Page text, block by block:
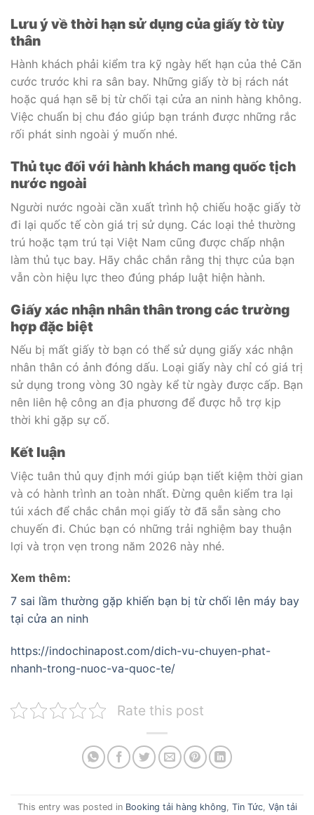
Lưu ý về thời hạn sử dụng của giấy tờ tùy
thân
Hành khách phải kiểm tra kỹ ngày hết hạn của thẻ Căn
cước trước khi ra sân bay. Những giấy tờ bị rách nát
hoặc quá hạn sẽ bị từ chối tại cửa an ninh hàng không.
Việc chuẩn bị chu đáo giúp bạn tránh được những rắc
rối phát sinh ngoài ý muốn nhé.
Thủ tục đối với hành khách mang quốc tịch
nước ngoài
Người nước ngoài cần xuất trình hộ chiếu hoặc giấy tờ
đi lại quốc tế còn giá trị sử dụng. Các loại thẻ thường
trú hoặc tạm trú tại Việt Nam cũng được chấp nhận
làm thủ tục bay. Hãy chắc chắn rằng thị thực của bạn
vẫn còn hiệu lực theo đúng pháp luật hiện hành.
Giấy xác nhận nhân thân trong các trường
hợp đặc biệt
Nếu bị mất giấy tờ bạn có thể sử dụng giấy xác nhận
nhân thân có ảnh đóng dấu. Loại giấy này chỉ có giá trị
sử dụng trong vòng 30 ngày kể từ ngày được cấp. Bạn
nên liên hệ công an địa phương để được hỗ trợ kịp
thời khi gặp sự cố.
Kết luận
Việc tuân thủ quy định mới giúp bạn tiết kiệm thời gian
và có hành trình an toàn nhất. Đừng quên kiểm tra lại
túi xách để chắc chắn mọi giấy tờ đã sẵn sàng cho
chuyến đi. Chúc bạn có những trải nghiệm bay thuận
lợi và trọn vẹn trong năm 2026 này nhé.
Xem thêm:
7 sai lầm thường gặp khiến bạn bị từ chối lên máy bay
tại cửa an ninh
https://indochinapost.com/dich-vu-chuyen-phat-
nhanh-trong-nuoc-va-quoc-te/
Rate this post
This entry was posted in Booking tải hàng không Tin Tức, Vận tải